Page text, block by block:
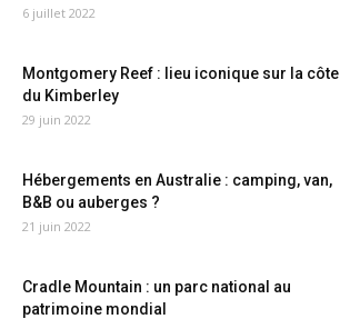
6 juillet 2022
Montgomery Reef : lieu iconique sur la côte
du Kimberley
29 juin 2022
Hébergements en Australie : camping, van,
B&B ou auberges ?
21 juin 2022
Cradle Mountain : un parc national au
patrimoine mondial